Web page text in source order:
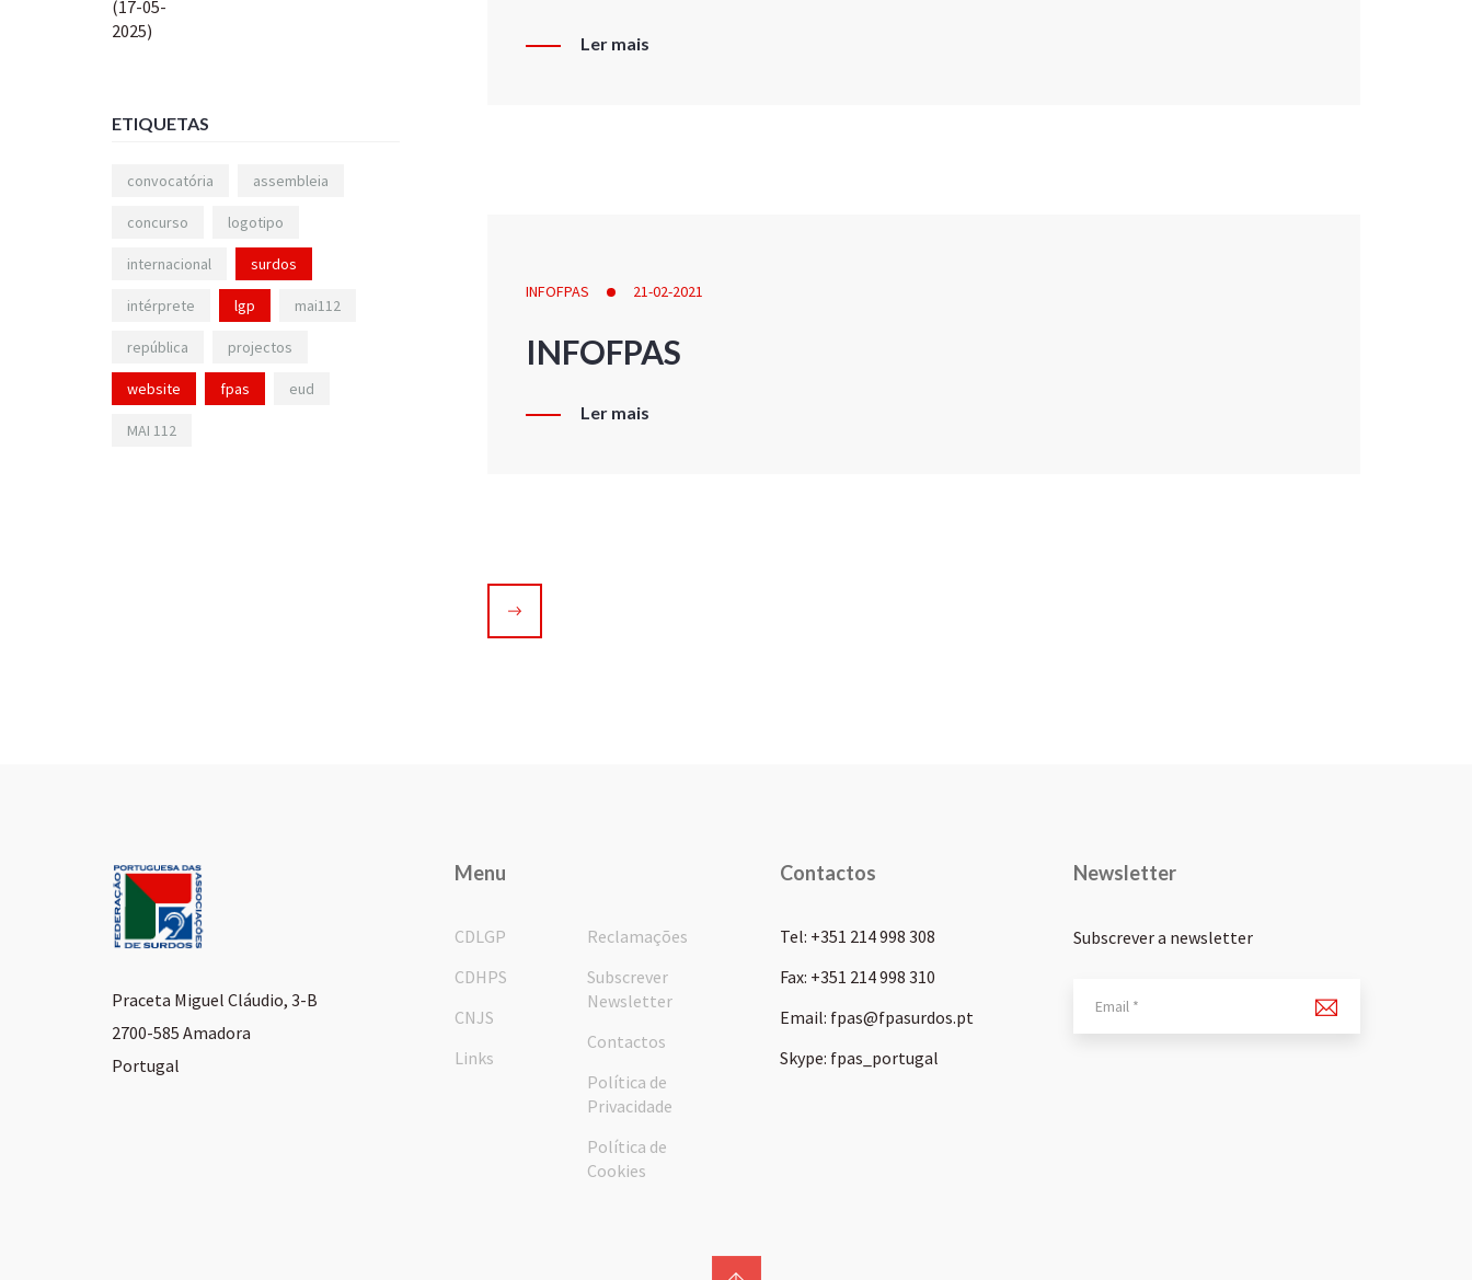
Ler mais
INFOFPAS 21-02-2021
INFOFPAS
Ler mais
ETIQUETAS
convocatória assembleia
concurso logotipo
internacional surdos
intérprete lgp mai112
república projectos
website fpas eud
MAI 112
Praceta Miguel Cláudio, 3-B
2700-585 Amadora
Portugal
Menu
CDLGP
CDHPS
CNJS
Links
Reclamações
Subscrever
Newsletter
Contactos
Política de
Privacidade
Política de
Cookies
Contactos
Tel: +351 214 998 308
Fax: +351 214 998 310
Email: fpas@fpasurdos.pt
Skype: fpas_portugal
Newsletter
Subscrever a newsletter